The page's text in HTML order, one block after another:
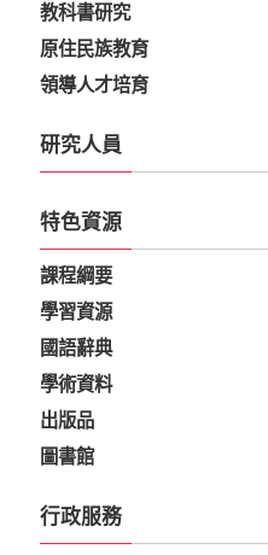
教科書研究
原住民族教育
領導人才培育
研究人員
特色資源
課程綱要
學習資源
國語辭典
學術資料
出版品
圖書館
行政服務